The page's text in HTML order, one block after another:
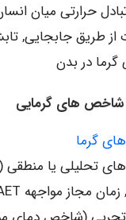
از طریق جابجایی,
گرما در بدن
های گرمایی
گرما